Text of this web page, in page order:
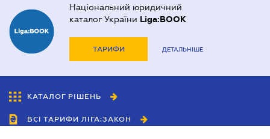
Національний юридичний
каталог України Liga:BOOK
ТАРИФИ ДЕТАЛЬНІШЕ
КАТАЛОГ РІШЕНЬ
ВСІ ТАРИФИ ЛІГА:ЗАКОН